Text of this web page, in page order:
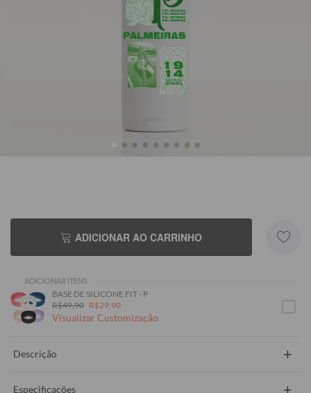
Fresh 950ml Fresh 1200ml
ADICIONAR AO CARRINHO
ADICIONAR ITENS
BASE DE SILICONE FIT - P
R$49,90 R$29,90
Visualizar Customização
Descrição +
Especificações +